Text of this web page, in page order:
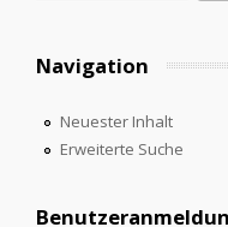
Navigation
Neuester Inhalt
Erweiterte Suche